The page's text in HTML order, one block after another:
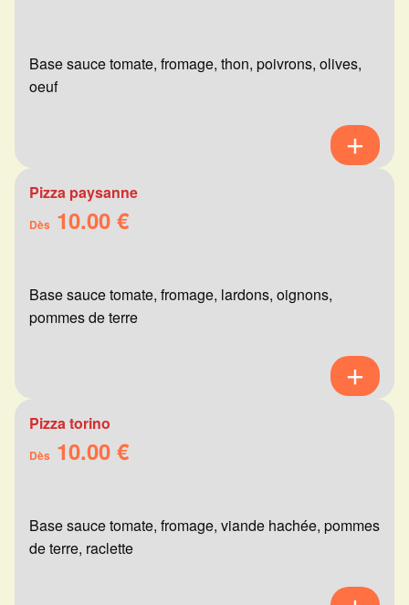
Base sauce tomate, fromage, thon, poivrons, olives,
oeuf
Pizza paysanne
Dès 10.00 €
Base sauce tomate, fromage, lardons, oignons,
pommes de terre
Pizza torino
Dès 10.00 €
Base sauce tomate, fromage, viande hachée, pommes
de terre, raclette